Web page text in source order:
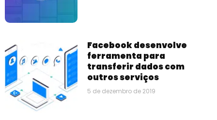
Facebook desenvolve
ferramenta para
transferir dados com
outros serviços
5 de dezembro de 2019